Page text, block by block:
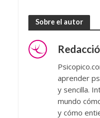
Sobre el autor
aprender
y sencilla.
mundo
y cómo